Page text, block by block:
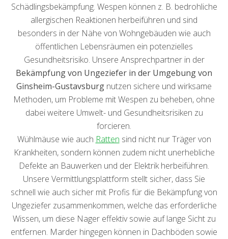
Schädlingsbekämpfung. Wespen können z. B. bedrohliche
allergischen Reaktionen herbeiführen und sind
besonders in der Nähe von Wohngebäuden wie auch
öffentlichen Lebensräumen ein potenzielles
Gesundheitsrisiko. Unsere Ansprechpartner in der
Bekämpfung von Ungeziefer in der Umgebung von
Ginsheim-Gustavsburg nutzen sichere und wirksame
Methoden, um Probleme mit Wespen zu beheben, ohne
dabei weitere Umwelt- und Gesundheitsrisiken zu
forcieren.
Wühlmäuse wie auch Ratten sind nicht nur Träger von
Krankheiten, sondern können zudem nicht unerhebliche
Defekte an Bauwerken und der Elektrik herbeiführen.
Unsere Vermittlungsplattform stellt sicher, dass Sie
schnell wie auch sicher mit Profis für die Bekämpfung von
Ungeziefer zusammenkommen, welche das erforderliche
Wissen, um diese Nager effektiv sowie auf lange Sicht zu
entfernen. Marder hingegen können in Dachböden sowie